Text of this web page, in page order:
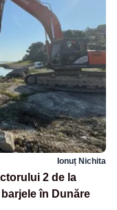
Ionuț Nichita
2 de la
în Dunăre